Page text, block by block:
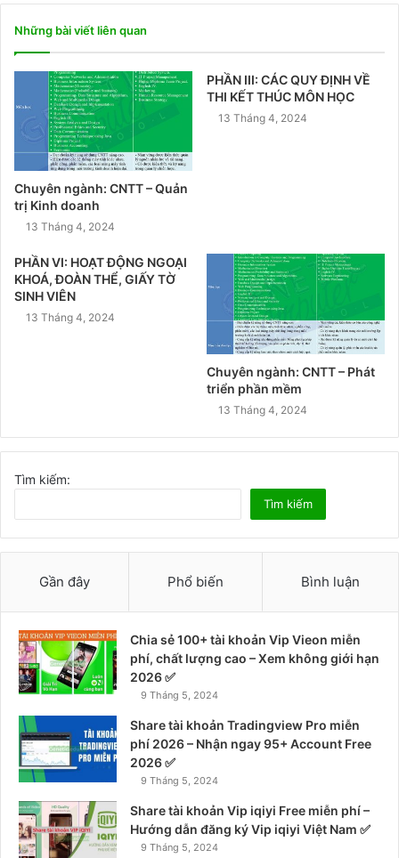
Những bài viết liên quan
Chuyên ngành: CNTT – Quản
trị Kinh doanh
13 Tháng 4, 2024
PHẦN III: CÁC QUY ĐỊNH VỀ
THI KẾT THÚC MÔN HỌC
13 Tháng 4, 2024
PHẦN VI: HOẠT ĐỘNG NGOẠI
KHOÁ, ĐOÀN THỂ, GIẤY TỜ
SINH VIÊN
13 Tháng 4, 2024
Chuyên ngành: CNTT – Phát
triển phần mềm
13 Tháng 4, 2024
Tìm kiếm:
Tìm kiếm
Gần đây Phổ biến Bình luận
Chia sẻ 100+ tài khoản Vip Vieon miễn
phí, chất lượng cao – Xem không giới hạn
2026 ✅
9 Tháng 5, 2024
Share tài khoản Tradingview Pro miễn
phí 2026 – Nhận ngay 95+ Account Free
2026 ✅
9 Tháng 5, 2024
Share tài khoản Vip iqiyi Free miễn phí –
Hướng dẫn đăng ký Vip iqiyi Việt Nam ✅
9 Tháng 5, 2024